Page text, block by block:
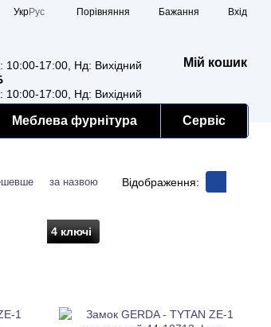
УкрРус Порівняння Бажання Вхід
17:00, Нд: Вихідний
17:00, Нд: Вихідний
Мій кошик
Меблева фурнітура Сервіс
за назвою Відображення:
4 ключі